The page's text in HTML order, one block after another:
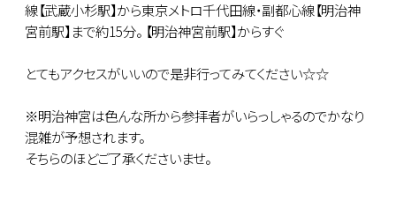
線【武蔵小杉駅】から東京メトロ千代田線・副都心線【明治神
宮前駅】まで約15分。 【明治神宮前駅】からすぐ
とてもアクセスがいいので是非行ってみてください☆☆
※明治神宮は色んな所から参拝者がいらっしゃるのでかなり
混雑が予想されます。
そちらのほどご了承くださいませ。